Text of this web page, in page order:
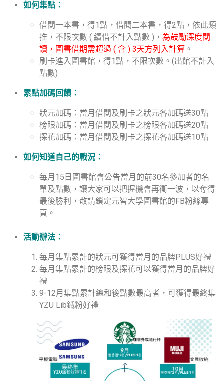
如何集點：
借閱一本書，得1點，借閱二本書，得2點，依此類
推，不限次數 ( 續借不計入點數 )， 為鼓勵深度閱
讀， 圖書借期需超過 ( 含 ) 3天方列入計算 。
刷卡進入圖書館，得1點，不限次數。(出館不計入
點數)
累點加碼回饋：
狀元加碼：當月借閱及刷卡之狀元各加碼送30點
榜眼加碼：當月借閱及刷卡之榜眼各加碼送20點
探花加碼：當月借閱及刷卡之探花各加碼送10點
如何知道自己的戰況：
每月15日圖書館會公告當月的前30名參加者的名
單及點數，讓大家可以把握機會再衝一波，以奪得
最後勝利，敬請鎖定元智大學圖書館的FB粉絲專
頁。
活動辦法：
每月集點累計的狀元可獲得當月的品牌PLUS好禮
每月集點累計的榜眼及探花可以獲得當月的品牌好
禮
9-12月集點累計總和後點數最高者，可獲得最終集
YZU Lib鐵粉好禮